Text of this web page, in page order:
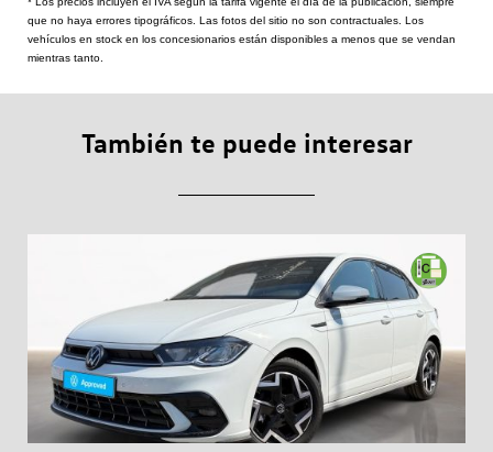
que no haya errores tipográficos. Las fotos del sitio no son contractuales. Los
vehículos en stock en los concesionarios están disponibles a menos que se vendan
mientras tanto.
También te puede interesar